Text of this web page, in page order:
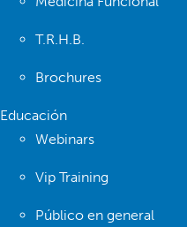
T.R.H.B.
Brochures
Educación
Webinars
Vip Training
Público en general